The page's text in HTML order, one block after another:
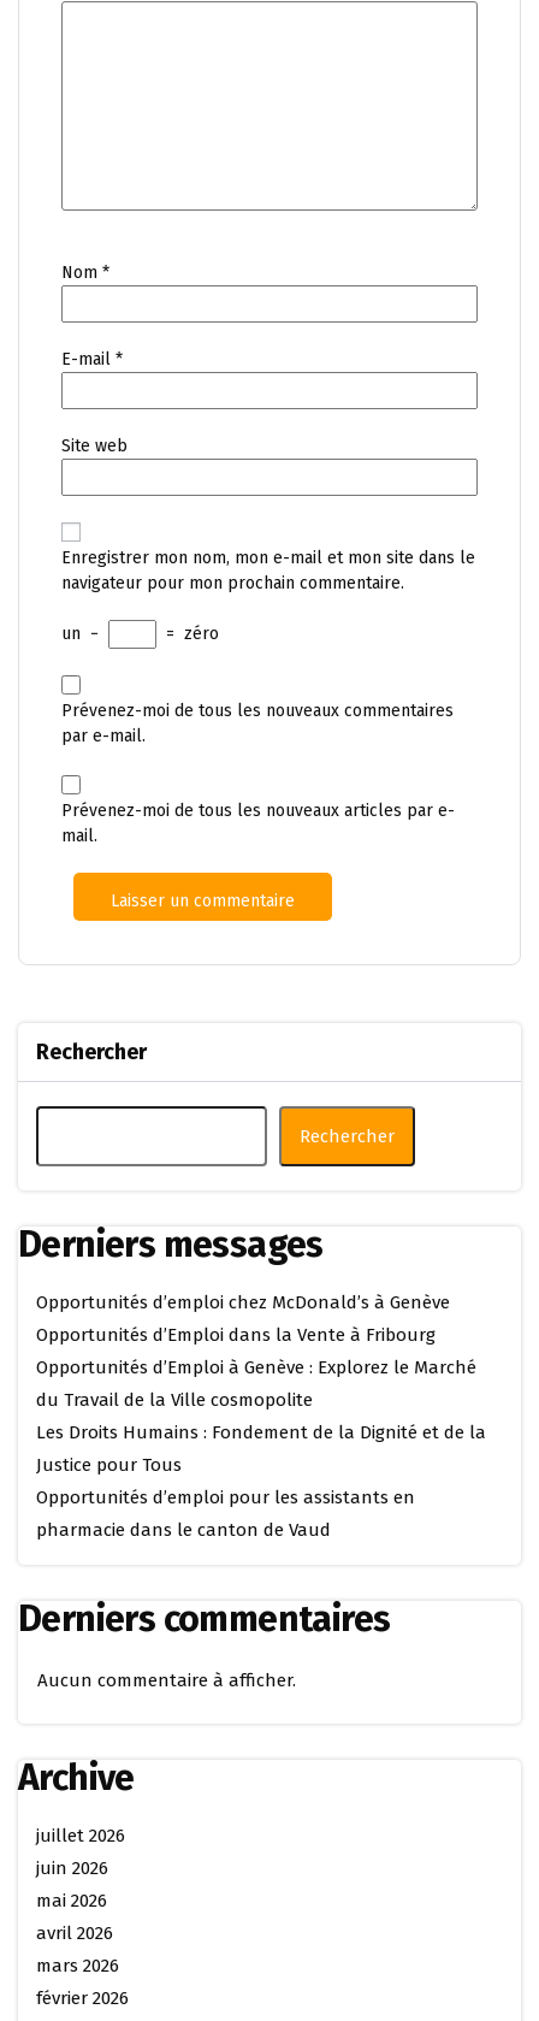
Nom *
E-mail *
Site web
Enregistrer mon nom, mon e-mail et mon site dans le
navigateur pour mon prochain commentaire.
un − = zéro
Prévenez-moi de tous les nouveaux commentaires
par e-mail.
Prévenez-moi de tous les nouveaux articles par e-
mail.
Rechercher
Rechercher
Derniers messages
Opportunités d’emploi chez McDonald’s à Genève
Opportunités d’Emploi dans la Vente à Fribourg
Opportunités d’Emploi à Genève : Explorez le Marché
du Travail de la Ville cosmopolite
Les Droits Humains : Fondement de la Dignité et de la
Justice pour Tous
Opportunités d’emploi pour les assistants en
pharmacie dans le canton de Vaud
Derniers commentaires
Aucun commentaire à afficher.
Archive
juillet 2026
juin 2026
mai 2026
avril 2026
mars 2026
février 2026